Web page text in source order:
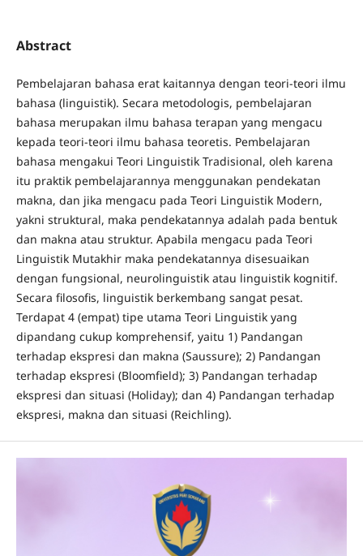
Abstract
Pembelajaran bahasa erat kaitannya dengan teori-teori ilmu
bahasa (linguistik). Secara metodologis, pembelajaran
bahasa merupakan ilmu bahasa terapan yang mengacu
kepada teori-teori ilmu bahasa teoretis. Pembelajaran
bahasa mengakui Teori Linguistik Tradisional, oleh karena
itu praktik pembelajarannya menggunakan pendekatan
makna, dan jika mengacu pada Teori Linguistik Modern,
yakni struktural, maka pendekatannya adalah pada bentuk
dan makna atau struktur. Apabila mengacu pada Teori
Linguistik Mutakhir maka pendekatannya disesuaikan
dengan fungsional, neurolinguistik atau linguistik kognitif.
Secara filosofis, linguistik berkembang sangat pesat.
Terdapat 4 (empat) tipe utama Teori Linguistik yang
dipandang cukup komprehensif, yaitu 1) Pandangan
terhadap ekspresi dan makna (Saussure); 2) Pandangan
terhadap ekspresi (Bloomfield); 3) Pandangan terhadap
ekspresi dan situasi (Holiday); dan 4) Pandangan terhadap
ekspresi, makna dan situasi (Reichling).